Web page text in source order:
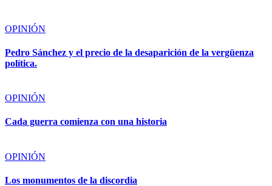
OPINIÓN
Pedro Sánchez y el precio de la desaparición de la vergüenza
política.
OPINIÓN
Cada guerra comienza con una historia
OPINIÓN
Los monumentos de la discordia